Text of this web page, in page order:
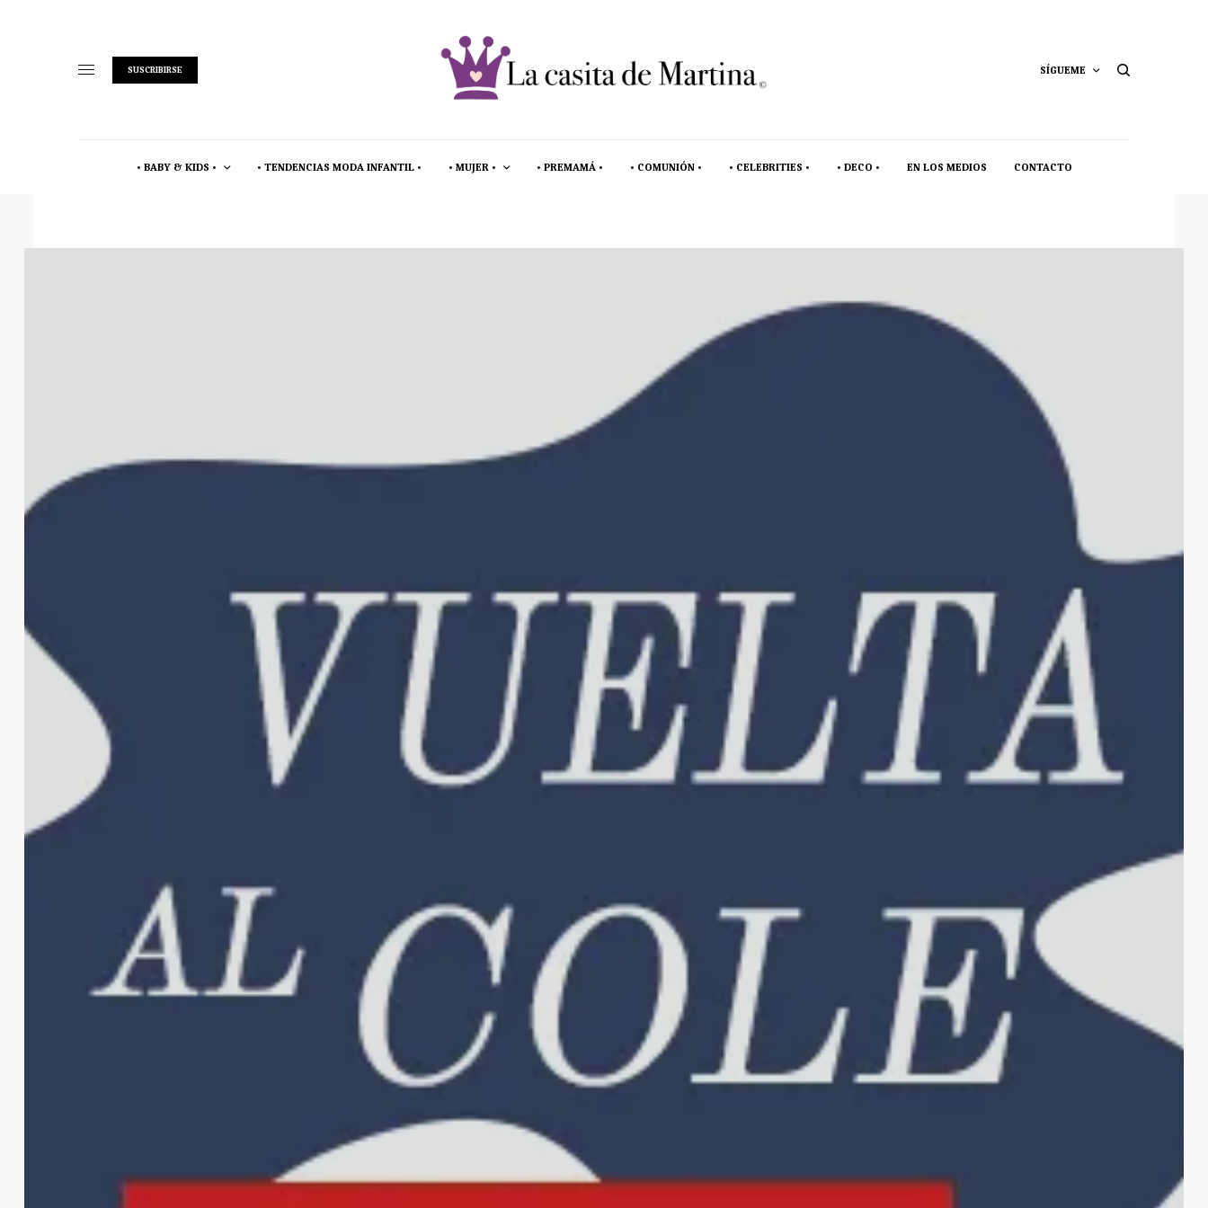
SUSCRIBIRSE SÍGUEME
• BABY & KIDS • • TENDENCIAS MODA INFANTIL • • MUJER • • PREMAMÁ • • COMUNIÓN • • CELEBRITIES • • DECO • EN LOS MEDIOS CONTACTO